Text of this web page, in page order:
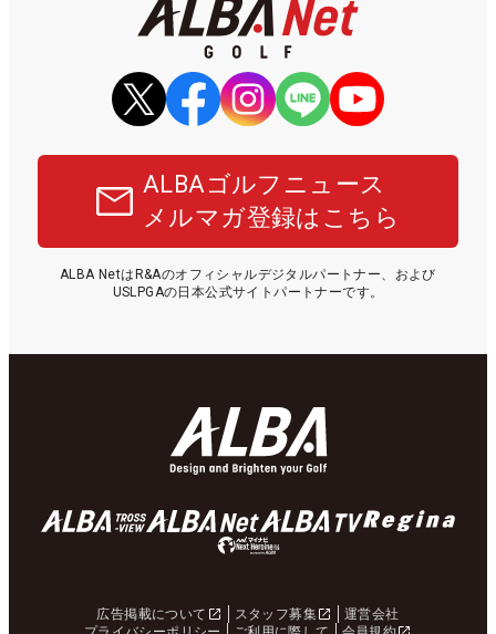
ALBAゴルフニュース
メルマガ登録はこちら
ALBA NetはR&Aのオフィシャルデジタルパートナー、および
USLPGAの日本公式サイトパートナーです。
広告掲載について スタッフ募集
運営会社